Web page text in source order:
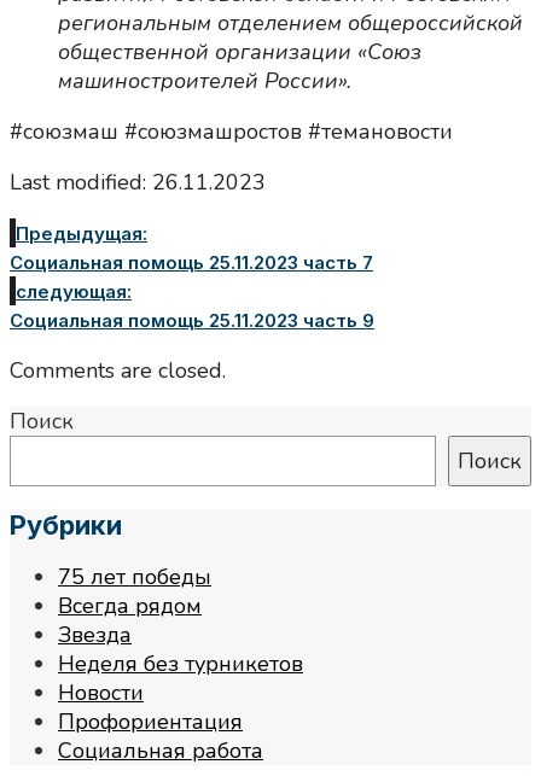
региональным отделением общероссийской
общественной организации «Союз
машиностроителей России».
#союзмаш #союзмашростов #темановости
Last modified: 26.11.2023
Предыдущая:
Социальная помощь 25.11.2023 часть 7
следующая:
Социальная помощь 25.11.2023 часть 9
Comments are closed.
Поиск
Поиск
Рубрики
75 лет победы
Всегда рядом
Звезда
Неделя без турникетов
Новости
Профориентация
Социальная работа